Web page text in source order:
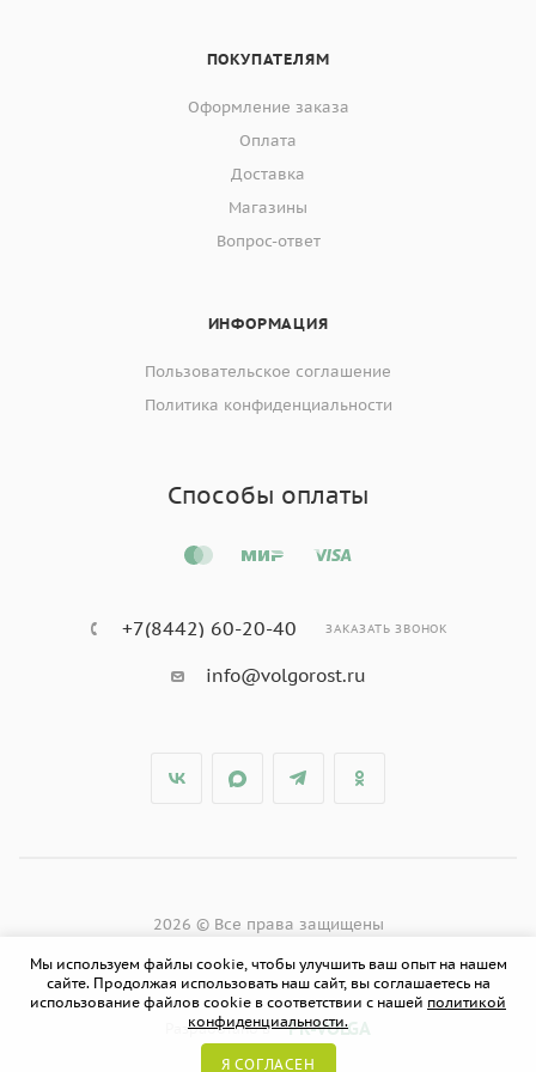
ПОКУПАТЕЛЯМ
Оформление заказа
Оплата
Доставка
Магазины
Вопрос-ответ
ИНФОРМАЦИЯ
Пользовательское соглашение
Политика конфиденциальности
Способы оплаты
+7(8442) 60-20-40 ЗАКАЗАТЬ ЗВОНОК
info@volgorost.ru
2026 © Все права защищены
Разработано в PR-VOLGA
Мы используем файлы cookie, чтобы улучшить ваш опыт на нашем
сайте. Продолжая использовать наш сайт, вы соглашаетесь на
использование файлов cookie в соответствии с нашей политикой
конфиденциальности.
Я СОГЛАСЕН